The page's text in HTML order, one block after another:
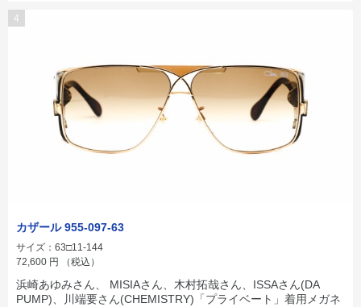
4
カザール 955-097-63
サイズ：63□11-144
72,600 円 （税込）
浜崎あゆみさん、 MISIAさん、木村拓哉さん、ISSAさん(DA
PUMP)、川端要さん(CHEMISTRY)「プライベート」着用メガネ